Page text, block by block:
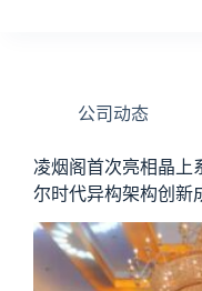
公司动态
凌烟阁首次亮相晶上
尔时代异构架构创新